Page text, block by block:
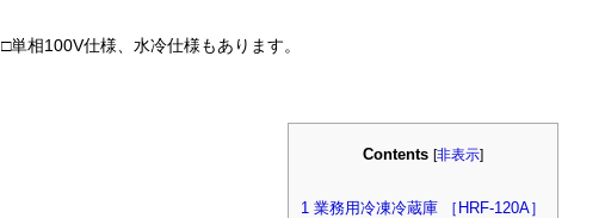
□単相100V仕様、水冷仕様もあります。
Contents [非表示]
1 業務用冷凍冷蔵庫 ［HRF-120A］